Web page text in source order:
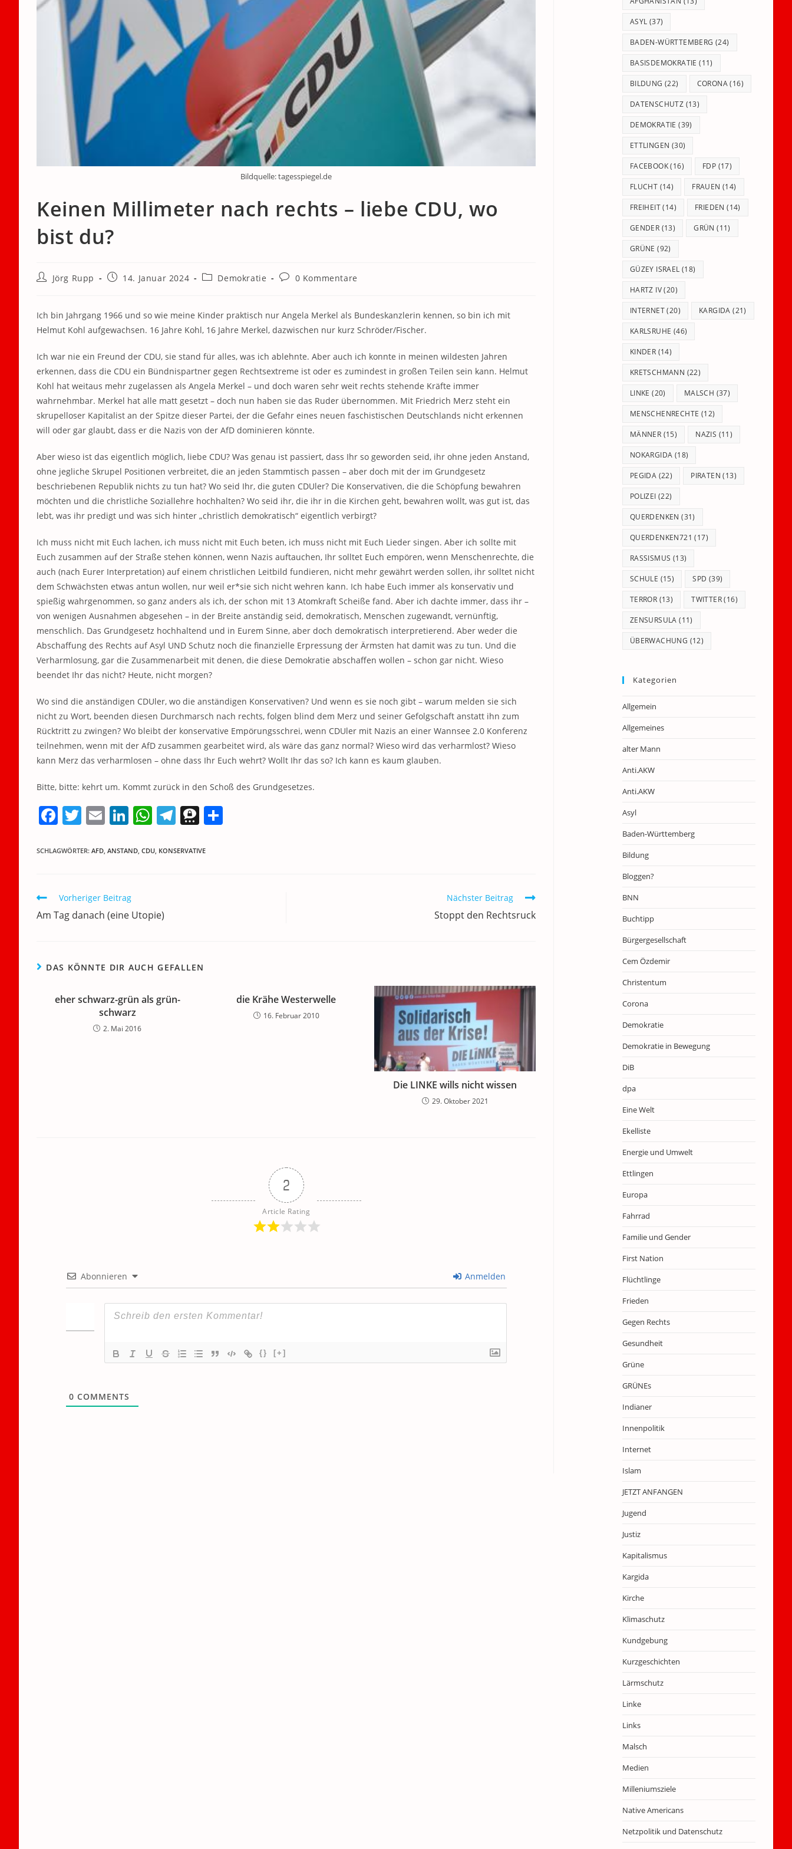
Bildquelle: tagesspiegel.de
Keinen Millimeter nach rechts – liebe CDU, wo
bist du?
Beitrags-
Jörg Rupp
Beitrag14. Januar 2024
Beitrags-
Demokratie
Beitrags-
0 Kommentare
Ich bin Jahrgang 1966 und so wie meine Kinder praktisch nur Angela Merkel als Bundeskanzlerin kennen, so bin ich mit
Helmut Kohl aufgewachsen. 16 Jahre Kohl, 16 Jahre Merkel, dazwischen nur kurz Schröder/Fischer.
Ich war nie ein Freund der CDU, sie stand für alles, was ich ablehnte. Aber auch ich konnte in meinen wildesten Jahren
erkennen, dass die CDU ein Bündnispartner gegen Rechtsextreme ist oder es zumindest in großen Teilen sein kann. Helmut
Kohl hat weitaus mehr zugelassen als Angela Merkel – und doch waren sehr weit rechts stehende Kräfte immer
wahrnehmbar. Merkel hat alle matt gesetzt – doch nun haben sie das Ruder übernommen. Mit Friedrich Merz steht ein
skrupelloser Kapitalist an der Spitze dieser Partei, der die Gefahr eines neuen faschistischen Deutschlands nicht erkennen
will oder gar glaubt, dass er die Nazis von der AfD dominieren könnte.
Aber wieso ist das eigentlich möglich, liebe CDU? Was genau ist passiert, dass Ihr so geworden seid, ihr ohne jeden Anstand,
ohne jegliche Skrupel Positionen verbreitet, die an jeden Stammtisch passen – aber doch mit der im Grundgesetz
beschriebenen Republik nichts zu tun hat? Wo seid Ihr, die guten CDUler? Die Konservativen, die die Schöpfung bewahren
möchten und die christliche Soziallehre hochhalten? Wo seid ihr, die ihr in die Kirchen geht, bewahren wollt, was gut ist, das
lebt, was ihr predigt und was sich hinter „christlich demokratisch“ eigentlich verbirgt?
Ich muss nicht mit Euch lachen, ich muss nicht mit Euch beten, ich muss nicht mit Euch Lieder singen. Aber ich sollte mit
Euch zusammen auf der Straße stehen können, wenn Nazis auftauchen, Ihr solltet Euch empören, wenn Menschenrechte, die
auch (nach Eurer Interpretation) auf einem christlichen Leitbild fundieren, nicht mehr gewährt werden sollen, ihr solltet nicht
dem Schwächsten etwas antun wollen, nur weil er*sie sich nicht wehren kann. Ich habe Euch immer als konservativ und
spießig wahrgenommen, so ganz anders als ich, der schon mit 13 Atomkraft Scheiße fand. Aber ich dachte immer, dass ihr –
von wenigen Ausnahmen abgesehen – in der Breite anständig seid, demokratisch, Menschen zugewandt, vernünftig,
menschlich. Das Grundgesetz hochhaltend und in Eurem Sinne, aber doch demokratisch interpretierend. Aber weder die
Abschaffung des Rechts auf Asyl UND Schutz noch die finanzielle Erpressung der Ärmsten hat damit was zu tun. Und die
Verharmlosung, gar die Zusammenarbeit mit denen, die diese Demokratie abschaffen wollen – schon gar nicht. Wieso
beendet Ihr das nicht? Heute, nicht morgen?
Wo sind die anständigen CDUler, wo die anständigen Konservativen? Und wenn es sie noch gibt – warum melden sie sich
nicht zu Wort, beenden diesen Durchmarsch nach rechts, folgen blind dem Merz und seiner Gefolgschaft anstatt ihn zum
Rücktritt zu zwingen? Wo bleibt der konservative Empörungsschrei, wenn CDUler mit Nazis an einer Wannsee 2.0 Konferenz
teilnehmen, wenn mit der AfD zusammen gearbeitet wird, als wäre das ganz normal? Wieso wird das verharmlost? Wieso
kann Merz das verharmlosen – ohne dass Ihr Euch wehrt? Wollt Ihr das so? Ich kann es kaum glauben.
Bitte, bitte: kehrt um. Kommt zurück in den Schoß des Grundgesetzes.
F
c
b
o
o
T
itt
E
ai
Li
k
dI
n
W
at
p
p
T
e
T
re
SCHLAGWÖRTER: AFD, ANSTAND, CDU, KONSERVATIVE
Weitere
ansehen
Vorheriger Beitrag
Am Tag danach (eine Utopie)
Nächster Beitrag
Stoppt den Rechtsruck
DAS KÖNNTE DIR AUCH GEFALLEN
eher schwarz-grün als grün-
schwarz
2. Mai 2016
die Krähe Westerwelle
16. Februar 2010
Die LINKE wills nicht wissen
29. Oktober 2021
2
Article Rating
Abonnieren Anmelden
{} [+]
0 COMMENTS
ASYL (37)
BADEN-WÜRTTEMBERG (24)
BASISDEMOKRATIE (11)
BILDUNG (22) CORONA(16)
DATENSCHUTZ (13)
DEMOKRATIE (39)
ETTLINGEN (30)
FACEBOOK(16) FDP (17)
FLUCHT (14) FRAUEN (14)
FREIHEIT(14) FRIEDEN (14)
GENDER (13) GRÜN (11)
GRÜNE (92)
GÜZEY ISRAEL (18)
HARTZ IV(20)
INTERNET(20) KARGIDA (21)
KARLSRUHE (46)
KINDER (14)
KRETSCHMANN (22)
LINKE (20) MALSCH (37)
MENSCHENRECHTE (12)
MÄNNER (15) NAZIS (11)
NOKARGIDA (18)
PEGIDA (22) PIRATEN (13)
POLIZEI (22)
QUERDENKEN (31)
QUERDENKEN721 (17)
RASSISMUS (13)
SCHULE (15) SPD (39)
TERROR (13) TWITTER(16)
ZENSURSULA (11)
ÜBERWACHUNG (12)
Kategorien
Allgemein
Allgemeines
alter Mann
Anti.AKW
Anti.AKW
Asyl
Baden-Württemberg
Bildung
Bloggen?
BNN
Buchtipp
Bürgergesellschaft
Cem Özdemir
Christentum
Corona
Demokratie
Demokratie in Bewegung
DiB
dpa
Eine Welt
Ekelliste
Energie und Umwelt
Ettlingen
Europa
Fahrrad
Familie und Gender
First Nation
Flüchtlinge
Frieden
Gegen Rechts
Gesundheit
Grüne
GRÜNEs
Indianer
Innenpolitik
Internet
Islam
JETZT ANFANGEN
Jugend
Justiz
Kapitalismus
Kargida
Kirche
Klimaschutz
Kundgebung
Kurzgeschichten
Lärmschutz
Linke
Links
Malsch
Medien
Milleniumsziele
Native Americans
Netzpolitik und Datenschutz